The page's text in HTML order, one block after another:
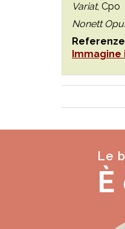
Variat, Cpo
Nonett
Immagine
Le